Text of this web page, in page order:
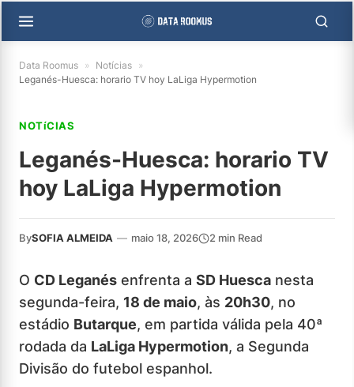
Data Roomus » Notícias »
Leganés-Huesca: horario TV hoy LaLiga Hypermotion
NOTíCIAS
Leganés-Huesca: horario TV
hoy LaLiga Hypermotion
BySOFIA ALMEIDA — maio 18, 2026 2 min Read
O CD Leganés enfrenta a SD Huesca nesta
segunda-feira, 18 de maio, às 20h30, no
estádio Butarque, em partida válida pela 40ª
rodada da LaLiga Hypermotion, a Segunda
Divisão do futebol espanhol.